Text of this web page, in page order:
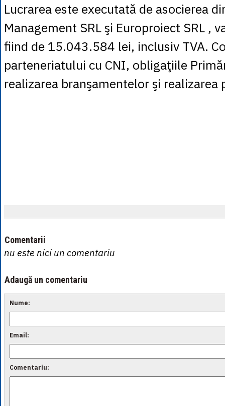
Lucrarea este executată de asocierea
Management SRL şi Europroiect SRL ,
fiind de 15.043.584 lei, inclusiv TVA.
parteneriatului cu CNI, obligaţiile
realizarea branşamentelor şi realizarea
Comentarii
nu este nici un comentariu
Adaugă un comentariu
Nume:
Email:
Comentariu: